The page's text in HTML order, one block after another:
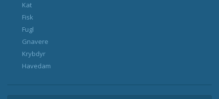
Kat
Fisk
Fugl
Gnavere
Krybdyr
Havedam